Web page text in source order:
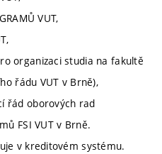
VUT,
organizaci studia na fakultě
řádu VUT v Brně),
řád oborových rad
FSI VUT v Brně.
v kreditovém systému.